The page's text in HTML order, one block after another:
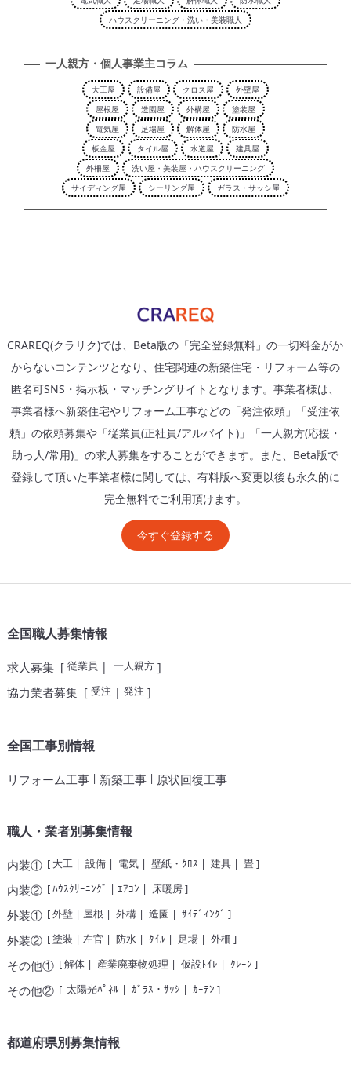
ハウスクリーニング・洗い・美装職人
一人親方・個人事業主コラム
大工屋 設備屋 クロス屋
外壁屋
屋根屋
造園屋 外構屋
塗装屋
電気屋
足場屋 解体屋
防水屋
板金屋
タイル屋 水道屋
建具屋
外柵屋
洗い屋・美装屋・ハウスクリーニング
サイディング屋
シーリング屋 ガラス・サッシ屋
CRAREQ(クラリク)では、Beta版の「完全登録無料」の一切料金がか
からないコンテンツとなり、住宅関連の新築住宅・リフォーム等の
匿名可SNS・掲示板・マッチングサイトとなります。事業者様は、
事業者様へ新築住宅やリフォーム工事などの「発注依頼」「受注依
頼」の依頼募集や「従業員(正社員/アルバイト)」「一人親方(応援・
助っ人/常用)」の求人募集をすることができます。また、Beta版で
登録して頂いた事業者様に関しては、有料版へ変更以後も永久的に
完全無料でご利用頂けます。
今すぐ登録する
全国職人募集情報
求人募集[ 従業員| 一人親方]
協力業者募集[ 受注| 発注]
全国工事別情報
リフォーム工事| 新築工事| 原状回復工事
職人・業者別募集情報
内装①[ 大工| 設備| 電気| 壁紙・ｸﾛｽ | 建具| 畳]
内装②[ﾊｳｽｸﾘｰﾆﾝｸﾞ | ｴｱｺﾝ | 床暖房]
外装①[外壁| 屋根 | 外構| 造園 | ｻｲﾃﾞｨﾝｸﾞ ]
外装②[塗装 | 左官 | 防水| ﾀｲﾙ | 足場| 外柵 ]
その他①[解体| 産業廃棄物処理 | 仮設ﾄｲﾚ | ｸﾚｰﾝ ]
その他②[ 太陽光ﾊﾟﾈﾙ | ｶﾞﾗｽ・ｻｯｼ | ｶｰﾃﾝ ]
都道府県別募集情報